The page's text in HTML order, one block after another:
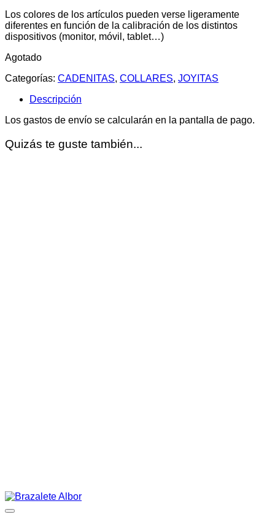
Los colores de los artículos pueden verse ligeramente
diferentes en función de la calibración de los distintos
dispositivos (monitor, móvil, tablet…)
Agotado
Categorías: CADENITAS, COLLARES, JOYITAS
Descripción
Los gastos de envío se calcularán en la pantalla de pago.
Quizás te guste también...